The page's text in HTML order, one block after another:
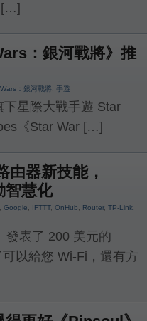
[…]
：銀河戰將》推
：銀河戰將, 手遊
星際大戰手遊 Star
《Star War […]
器新技能，
智慧化
, Google, IFTTT, OnHub, Router, TP-Link,
發表了 200 美元的
以給您 Wi-Fi，還有方